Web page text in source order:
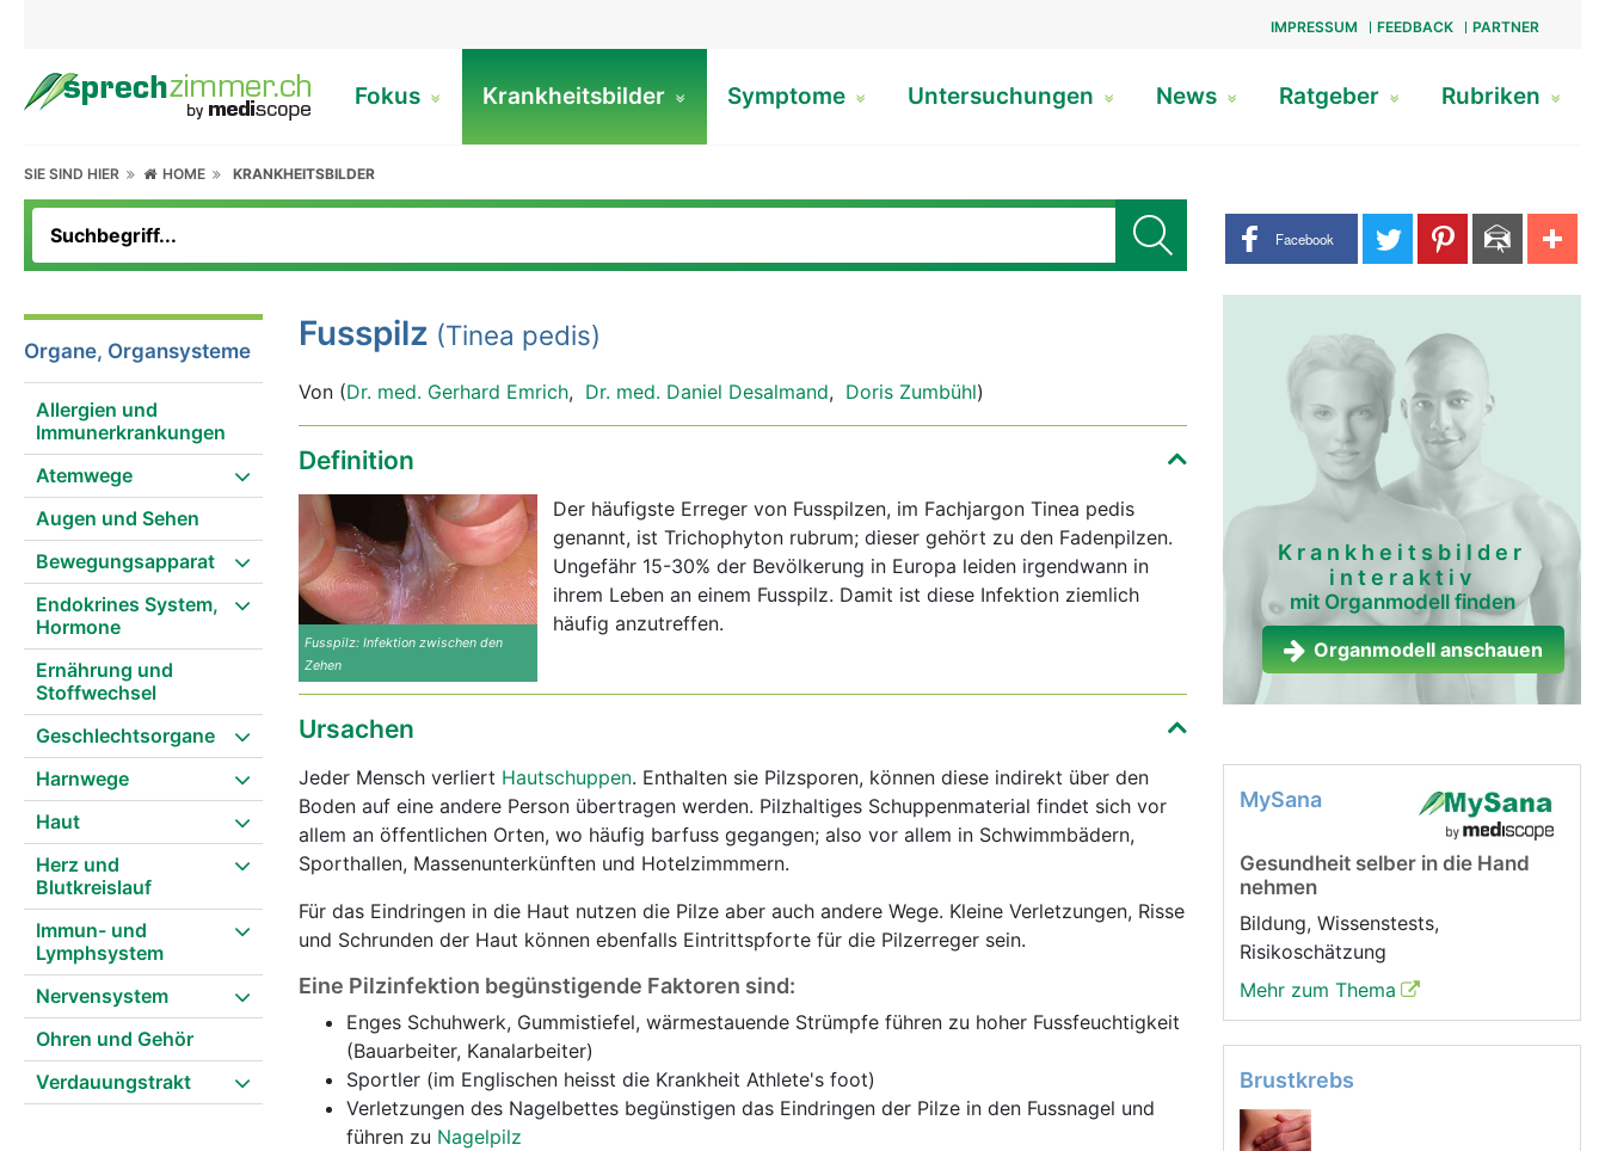
IMPRESSUM FEEDBACK PARTNER
Fokus Krankheitsbilder Symptome Untersuchungen News Ratgeber Rubriken
SIE SIND HIER HOME KRANKHEITSBILDER
Share buttons
Facebook
Organe, Organsysteme
Allergien und
Immunerkrankungen
Atemwege
Augen und Sehen
Bewegungsapparat
Endokrines System,
Hormone
Ernährung und
Stoffwechsel
Geschlechtsorgane
Harnwege
Haut
Herz und
Blutkreislauf
Immun- und
Lymphsystem
Nervensystem
Ohren und Gehör
Verdauungstrakt
Fusspilz (Tinea pedis)
Von (Dr. med. Gerhard Emrich, Dr. med. Daniel Desalmand, Doris Zumbühl)
Definition
Fusspilz: Infektion zwischen den
Zehen
Der häufigste Erreger von Fusspilzen, im Fachjargon Tinea pedis
genannt, ist Trichophyton rubrum; dieser gehört zu den Fadenpilzen.
Ungefähr 15-30% der Bevölkerung in Europa leiden irgendwann in
ihrem Leben an einem Fusspilz. Damit ist diese Infektion ziemlich
häufig anzutreffen.
Ursachen
Jeder Mensch verliert Hautschuppen. Enthalten sie Pilzsporen, können diese indirekt über den
Boden auf eine andere Person übertragen werden. Pilzhaltiges Schuppenmaterial findet sich vor
allem an öffentlichen Orten, wo häufig barfuss gegangen; also vor allem in Schwimmbädern,
Sporthallen, Massenunterkünften und Hotelzimmmern.
Für das Eindringen in die Haut nutzen die Pilze aber auch andere Wege. Kleine Verletzungen, Risse
und Schrunden der Haut können ebenfalls Eintrittspforte für die Pilzerreger sein.
Eine Pilzinfektion begünstigende Faktoren sind:
Enges Schuhwerk, Gummistiefel, wärmestauende Strümpfe führen zu hoher Fussfeuchtigkeit
(Bauarbeiter, Kanalarbeiter)
Sportler (im Englischen heisst die Krankheit Athlete's foot)
Verletzungen des Nagelbettes begünstigen das Eindringen der Pilze in den Fussnagel und
führen zu Nagelpilz
Krankheitsbilder
interaktiv
mit Organmodell finden
Organmodell anschauen
MySana
Gesundheit selber in die Hand
nehmen
Bildung, Wissenstests,
Risikoschätzung
Mehr zum Thema
Brustkrebs